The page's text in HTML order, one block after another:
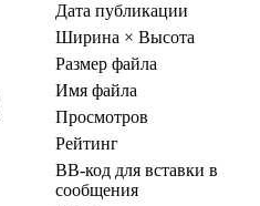
Дата публикации
Ширина × Высота
Размер файла
Имя файла
Просмотров
Рейтинг
BB-код для вставки в
сообщения